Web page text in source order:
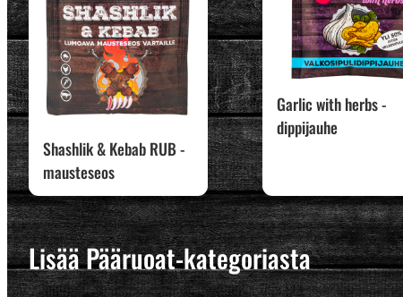
Shashlik & Kebab RUB -
mausteseos
Garlic with herbs -
dippijauhe
Lisää Pääruoat-kategoriasta